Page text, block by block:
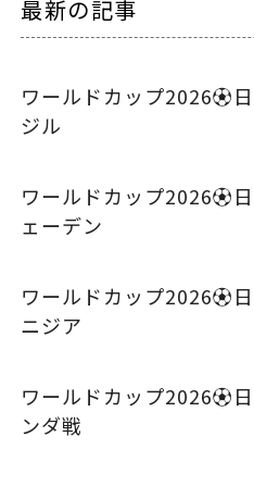
最新の記事
ワールドカップ2026⚽
ジル
ワールドカップ2026⚽
ェーデン
ワールドカップ2026⚽
ニジア
ワールドカップ2026⚽
ンダ戦